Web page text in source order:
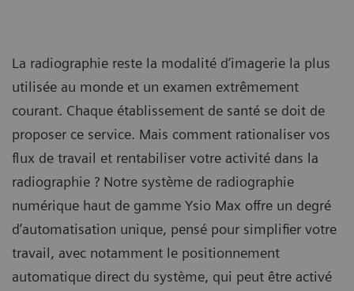
La radiographie reste la modalité d’imagerie la plus
utilisée au monde et un examen extrêmement
courant. Chaque établissement de santé se doit de
proposer ce service. Mais comment rationaliser vos
flux de travail et rentabiliser votre activité dans la
radiographie ? Notre système de radiographie
numérique haut de gamme Ysio Max offre un degré
d’automatisation unique, pensé pour simplifier votre
travail, avec notamment le positionnement
automatique direct du système, qui peut être activé